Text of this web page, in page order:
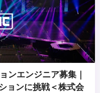
ンエンジニア募集｜
ョンに挑戦＜株式会